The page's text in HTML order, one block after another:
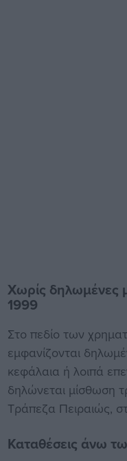
Χωρίς δηλωμένες
1999
Στο πεδίο των
εμφανίζονται
κεφάλαια ή λοιπά
δηλώνεται μίσθωση
Τράπεζα Πειραιώς,
Καταθέσεις άνω